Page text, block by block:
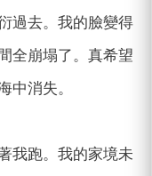
過去。我的臉變得
全崩塌了。真希望
中消失。
我跑。我的家境未